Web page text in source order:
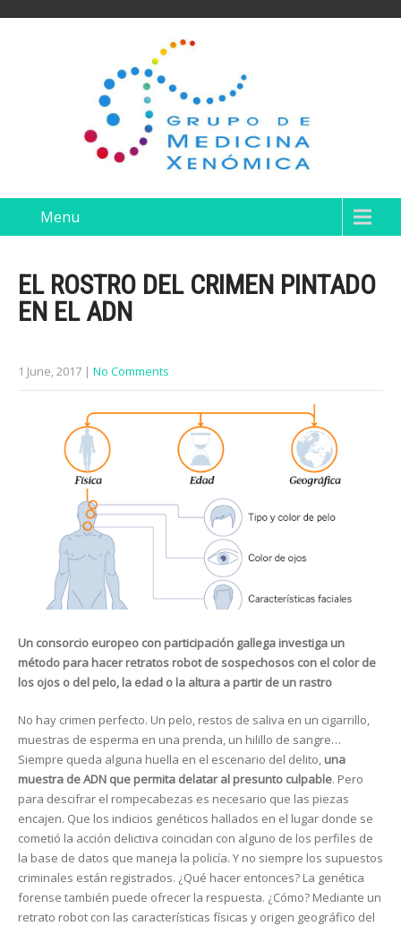
Menu
EL ROSTRO DEL CRIMEN PINTADO
EN EL ADN
1 June, 2017 | No Comments
Un consorcio europeo con participación gallega investiga un
método para hacer retratos robot de sospechosos con el color de
los ojos o del pelo, la edad o la altura a partir de un rastro
No hay crimen perfecto. Un pelo, restos de saliva en un cigarrillo,
muestras de esperma en una prenda, un hilillo de sangre…
Siempre queda alguna huella en el escenario del delito, una
muestra de ADN que permita delatar al presunto culpable. Pero
para descifrar el rompecabezas es necesario que las piezas
encajen. Que los indicios genéticos hallados en el lugar donde se
cometió la acción delictiva coincidan con alguno de los perfiles de
la base de datos que maneja la policía. Y no siempre los supuestos
criminales están registrados. ¿Qué hacer entonces? La genética
forense también puede ofrecer la respuesta. ¿Cómo? Mediante un
retrato robot con las características físicas y origen geográfico del